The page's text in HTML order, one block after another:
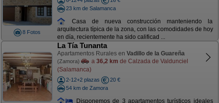
8 Fotos
23 km de Salamanca
Casa de nueva construcción manteniendo la
arquitectura típica de la zona, con las comodidades de hoy
en día, recientemente ha sido calificad ...
La Tía Tunanta
Apartamentos Rurales en Vadillo de la Guareña
(Zamora) a 36,2 km de Calzada de Valdunciel
(Salamanca)
2-12+2 plazas
20 €
54 km de Zamora
Disponemos de 3 apartamentos turísticos ideales